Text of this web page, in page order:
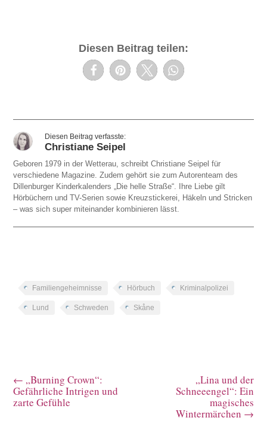
Diesen Beitrag teilen:
Christiane Seipel
Geboren 1979 in der Wetterau, schreibt Christiane Seipel für
verschiedene Magazine. Zudem gehört sie zum Autorenteam des
Dillenburger Kinderkalenders „Die helle Straße“. Ihre Liebe gilt
Hörbüchern und TV-Serien sowie Kreuzstickerei, Häkeln und Stricken
– was sich super miteinander kombinieren lässt.
Familiengeheimnisse Hörbuch Kriminalpolizei
Lund Schweden Skåne
←„Burning Crown“:
Gefährliche Intrigen und
zarte Gefühle
„Lina und der
Schneeengel“: Ein
magisches
Wintermärchen →